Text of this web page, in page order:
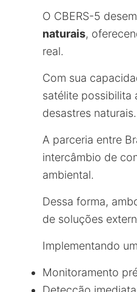
O CBERS-5
naturais,
real.
Com sua
satélite possibilita
desastres naturais.
A parceria entre
intercâmbio de
ambiental.
Dessa forma,
de soluções
Implementando
Monitoramento